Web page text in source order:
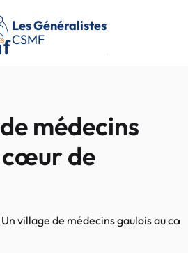
Les Généralistes
CSMF
médecins
cœur de
Un village de médecins gaulois au